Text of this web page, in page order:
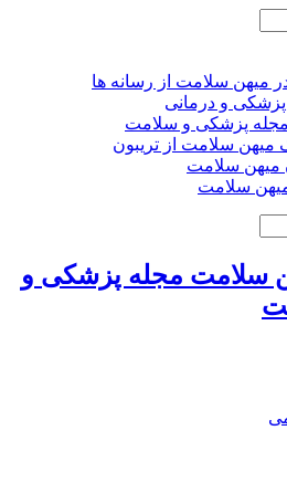
میهن سلامت از رسانه ها
و درمانی
مجله پزشکی و سلامت
میهن سلامت از تریبون
میهن سلامت
میهن سلامت
سلامت مجله پزشکی و